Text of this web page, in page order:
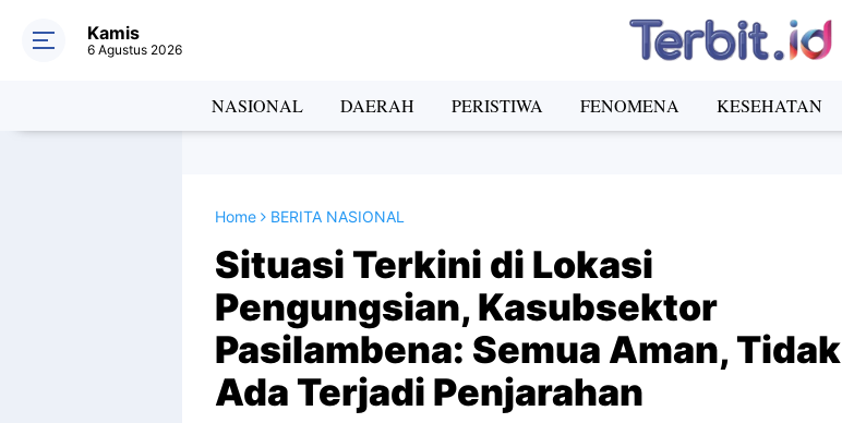
Kamis
6 Agustus 2026
NASIONAL DAERAH PERISTIWA FENOMENA KESEHATAN
Home BERITA NASIONAL
Situasi Terkini di Lokasi
Pengungsian, Kasubsektor
Pasilambena: Semua Aman, Tidak
Ada Terjadi Penjarahan